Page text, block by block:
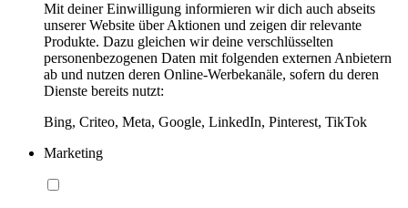
Mit deiner Einwilligung informieren wir dich auch abseits
unserer Website über Aktionen und zeigen dir relevante
Produkte. Dazu gleichen wir deine verschlüsselten
personenbezogenen Daten mit folgenden externen Anbietern
ab und nutzen deren Online-Werbekanäle, sofern du deren
Dienste bereits nutzt:
Bing, Criteo, Meta, Google, LinkedIn, Pinterest, TikTok
Marketing